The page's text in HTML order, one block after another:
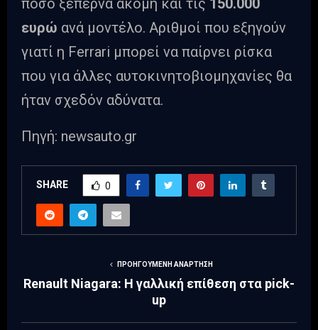
ποσό ξεπερνά ακόμη και τις 150.000
ευρώ ανά μοντέλο. Αριθμοί που εξηγούν
γιατί η Ferrari μπορεί να παίρνει ρίσκα
που για άλλες αυτοκινητοβιομηχανίες θα
ήταν σχεδόν αδύνατα.
Πηγή: newsauto.gr
SHARE 0
ΠΡΟΗΓΟΎΜΕΝΗ ΑΝΆΡΤΗΣΗ
Renault Niagara: Η γαλλική επίθεση στα pick-
up